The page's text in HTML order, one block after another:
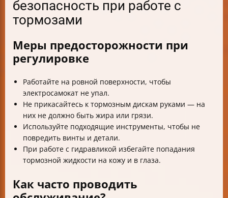
безопасность при работе с
тормозами
Меры предосторожности при
регулировке
Работайте на ровной поверхности, чтобы
электросамокат не упал.
Не прикасайтесь к тормозным дискам руками — на
них не должно быть жира или грязи.
Используйте подходящие инструменты, чтобы не
повредить винты и детали.
При работе с гидравликой избегайте попадания
тормозной жидкости на кожу и в глаза.
Как часто проводить